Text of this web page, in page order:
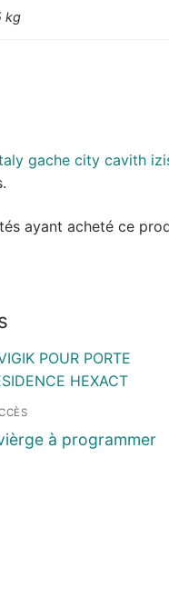
kg
ayant acheté ce
à programmer